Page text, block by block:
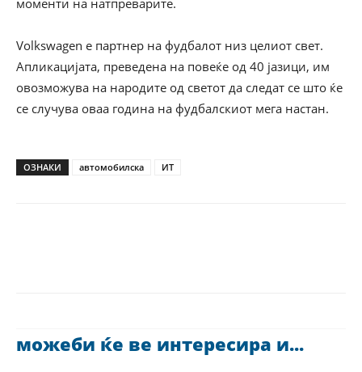
моменти на натпреварите.
Volkswagen е партнер на фудбалот низ целиот свет.
Апликацијата, преведена на повеќе од 40 јазици, им
овозможува на народите од светот да следат се што ќе
се случува оваа година на фудбалскиот мега настан.
ОЗНАКИ автомобилска ИТ
можеби ќе ве интересира и...